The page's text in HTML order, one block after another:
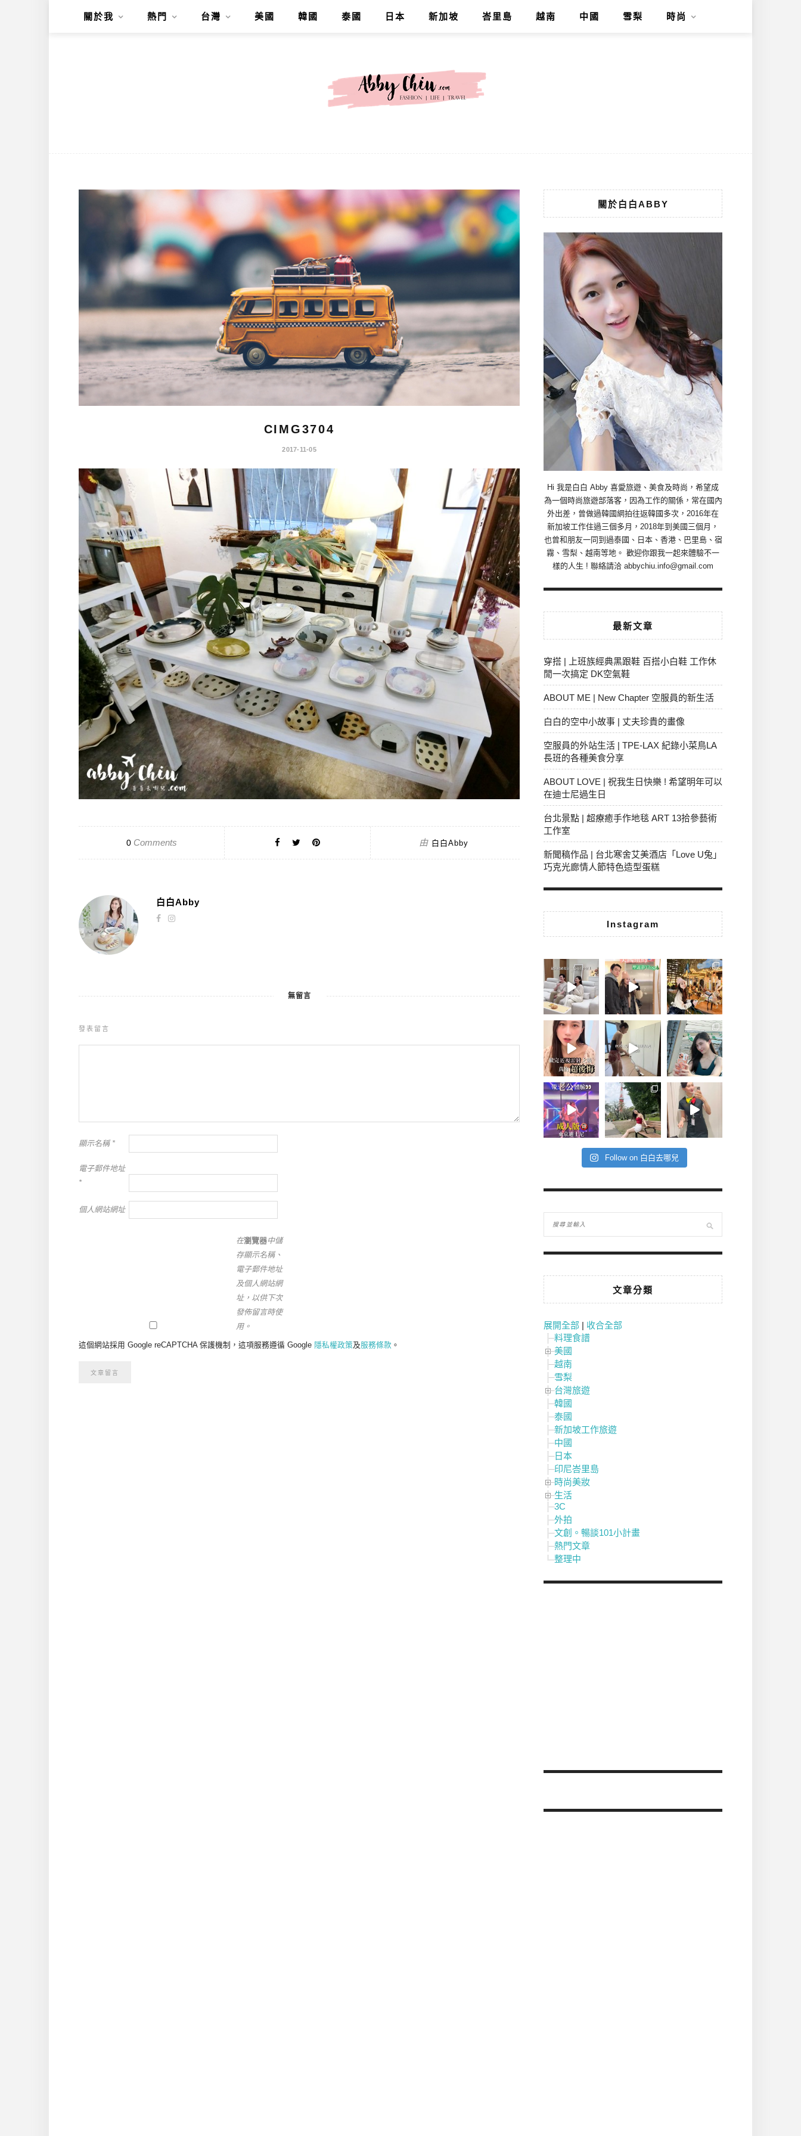
關於我 熱門 台灣 美國 韓國 泰國 日本 新加坡 峇里島 越南 中國 雪梨 時尚
CIMG3704
2017-11-05
0Comments 由 白白Abby
白白Abby
無留言
發表留言
顯示名稱 *
電子郵件地址
*
個人網站網址
在瀏覽器中儲
存顯示名稱、
電子郵件地址
及個人網站網
址，以供下次
發佈留言時使
用。
這個網站採用 Google reCAPTCHA 保護機制，這項服務遵循 Google 隱私權政策及服務條款 。
關於白白ABBY
Hi 我是白白 Abby 喜愛旅遊、美食及時尚，希望成
為一個時尚旅遊部落客，因為工作的關係，常在國內
外出差，曾做過韓國網拍往返韓國多次，2016年在
新加坡工作住過三個多月，2018年到美國三個月，
也曾和朋友一同到過泰國、日本、香港、巴里島、宿
霧、雪梨、越南等地。 歡迎你跟我一起來體驗不一
樣的人生 ! 聯絡請洽 abbychiu.info@gmail.com
最新文章
穿搭 | 上班族經典黑跟鞋 百搭小白鞋 工作休
閒一次搞定 DK空氣鞋
ABOUT ME | New Chapter 空服員的新生活
白白的空中小故事 | 丈夫珍貴的畫像
空服員的外站生活 | TPE-LAX 紀錄小菜鳥LA
長班的各種美食分享
ABOUT LOVE | 祝我生日快樂 ! 希望明年可以
在迪士尼過生日
台北景點 | 超療癒手作地毯 ART 13拾參藝術
工作室
新聞稿作品 | 台北寒舍艾美酒店「Love U兔」
巧克光廊情人節特色造型蛋糕
Instagram
Follow on 白白去哪兒
文章分類
展開全部 | 收合全部
料理食譜
美國
越南
雪梨
台灣旅遊
韓國
泰國
新加坡工作旅遊
中國
日本
印尼峇里島
時尚美妝
生活
3C
外拍
文創。暢談101小計畫
熱門文章
整理中